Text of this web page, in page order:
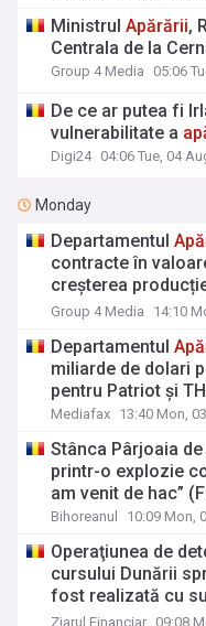
MinistrulApărării,
Centrala de la
Group 4 Media 05:06
De ce ar putea fi
vulnerabilitate a
Digi24 04:06 Tue, 04
Monday
Departamentul
contracte în
creșterea
THAAD
Group 4 Media 14:10
Departamentul
miliarde de dolari
pentru Patriot și
Mediafax 13:40 Mon,
Stânca Pârjoaia
printr-o explozie
am venit de hac”
Bihoreanul 10:09 Mon,
Operaţiunea de
cursului Dunării
fost realizată cu
funcţionare
Ziarul Financiar 09:08